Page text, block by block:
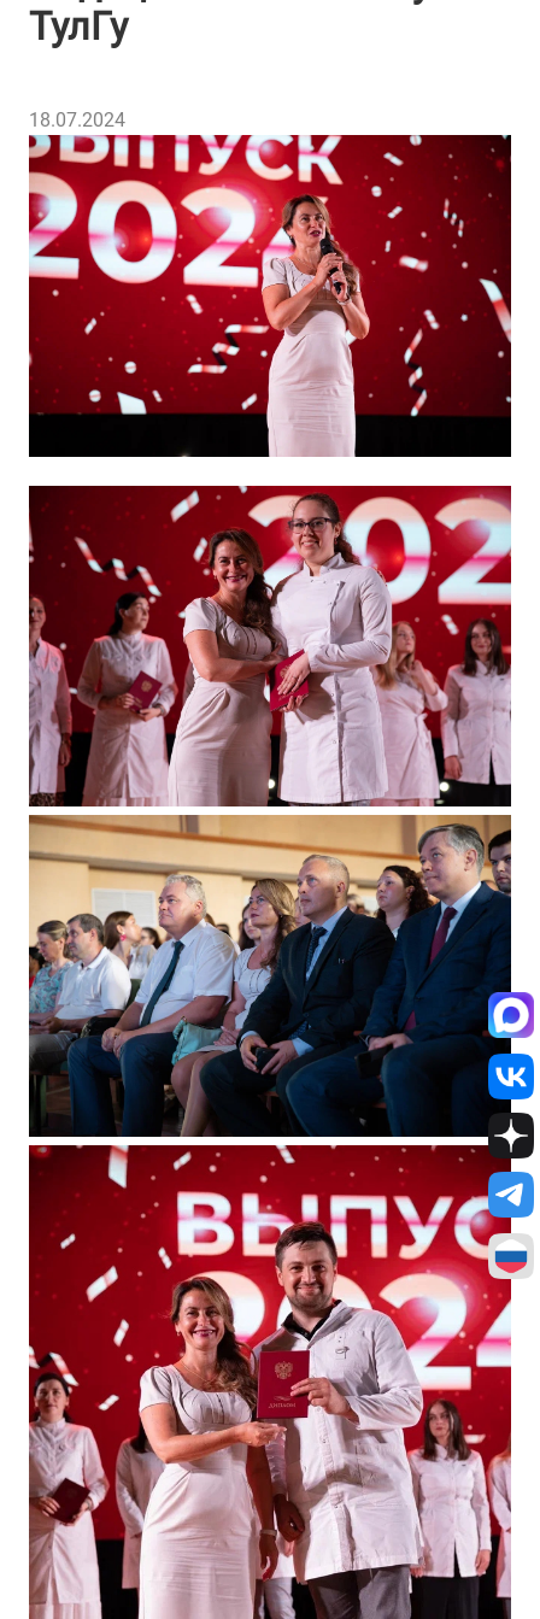
ТулГу
18.07.2024